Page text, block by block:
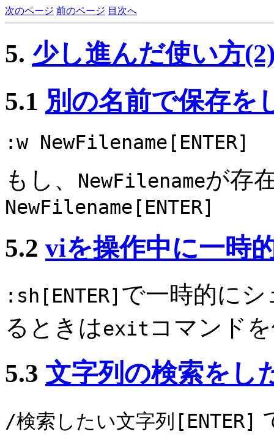
次のページ 前のページ 目次へ
5. 少し進んだ使い方
5.1 別の名前で保存を
:w NewFilename[ENTER]
もし、 NewFilenameが存
NewFilename[ENTER]
5.2 viを操作中に一時
:sh[ENTER] で一時的に
るときはexitコマンド
5.3 文字列の検索をし
/検索したい文字列[ENTER]